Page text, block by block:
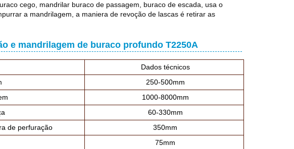
cego, mandrilar buraco de passagem, buraco de escada, usa o
a mandrilagem, a maniera de revoção de lascas é retirar as
e mandrilagem de buraco profundo T2250A
Dados técnicos
250-500mm
1000-8000mm
60-330mm
de perfuração
350mm
75mm